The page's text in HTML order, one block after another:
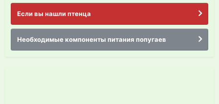
Если вы нашли птенца
Необходимые компоненты питания попугаев